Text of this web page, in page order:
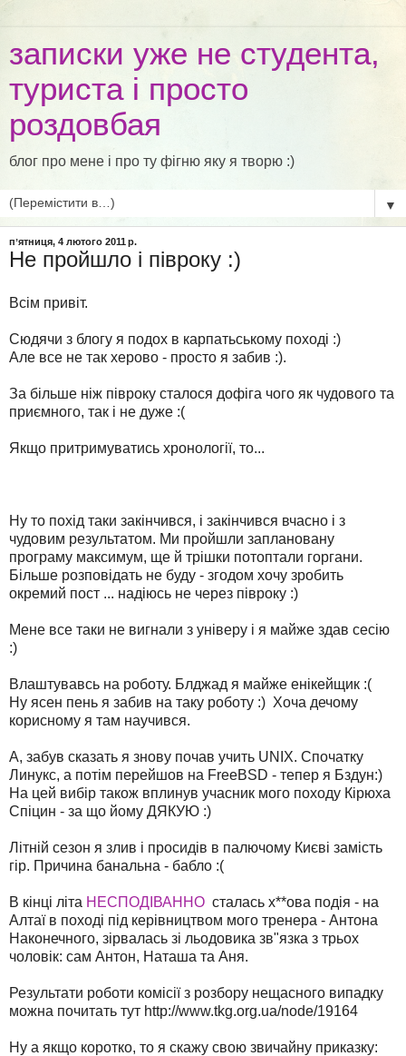
записки уже не студента,
туриста і просто
роздовбая
блог про мене і про ту фігню яку я творю :)
▼
пʼятниця, 4 лютого 2011 р.
Не пройшло і півроку :)
Всім привіт.
Сюдячи з блогу я подох в карпатьському поході :)
Але все не так херово - просто я забив :).
За більше ніж півроку сталося дофіга чого як чудового та
приємного, так і не дуже :(
Якщо притримуватись хронології, то...
Ну то похід таки закінчився, і закінчився вчасно і з
чудовим результатом. Ми пройшли заплановану
програму максимум, ще й трішки потоптали горгани.
Більше розповідать не буду - згодом хочу зробить
окремий пост ... надіюсь не через півроку :)
Мене все таки не вигнали з універу і я майже здав сесію
:)
Влаштувавсь на роботу. Блджад я майже енікейщик :(
Ну ясен пень я забив на таку роботу :) Хоча дечому
корисному я там научився.
А, забув сказать я знову почав учить UNIX. Спочатку
Линукс, а потім перейшов на FreeBSD - тепер я Бздун:)
На цей вибір також вплинув учасник мого походу Кірюха
Спіцин - за що йому ДЯКУЮ :)
Літній сезон я злив і просидів в палючому Києві замість
гір. Причина банальна - бабло :(
В кінці літа НЕСПОДІВАННО сталась х**ова подія - на
Алтаї в поході під керівництвом мого тренера - Антона
Наконечного, зірвалась зі льодовика зв"язка з трьох
чоловік: сам Антон, Наташа та Аня.
Результати роботи комісії з розбору нещасного випадку
можна почитать тут http://www.tkg.org.ua/node/19164
Ну а якщо коротко, то я скажу свою звичайну приказку: